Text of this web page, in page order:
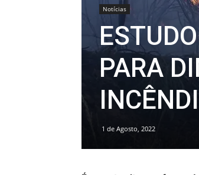
Notícias
PARA
1 de Agosto, 2022